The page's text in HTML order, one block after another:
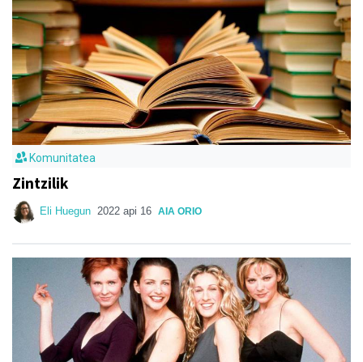
Komunitatea
Zintzilik
Eli Huegun 2022 api 16 AIA ORIO